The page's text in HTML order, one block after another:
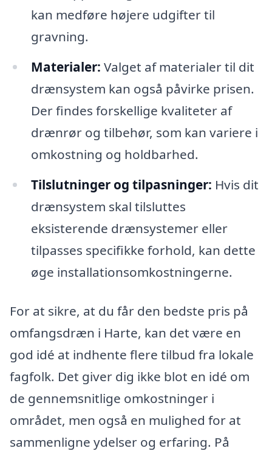
kan medføre højere udgifter til
gravning.
Materialer: Valget af materialer til dit
drænsystem kan også påvirke prisen.
Der findes forskellige kvaliteter af
drænrør og tilbehør, som kan variere i
omkostning og holdbarhed.
Tilslutninger og tilpasninger: Hvis dit
drænsystem skal tilsluttes
eksisterende drænsystemer eller
tilpasses specifikke forhold, kan dette
øge installationsomkostningerne.
For at sikre, at du får den bedste pris på
omfangsdræn i Harte, kan det være en
god idé at indhente flere tilbud fra lokale
fagfolk. Det giver dig ikke blot en idé om
de gennemsnitlige omkostninger i
området, men også en mulighed for at
sammenligne ydelser og erfaring. På